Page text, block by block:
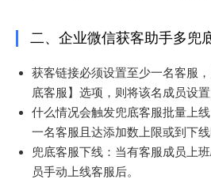
二、企业微信获客助手多兜
获客链接必须设置至少一名客服
底客服】选项，则将该名成员设置
什么情况会触发兜底客服批量上
一名客服且达添加数上限或到下
兜底客服下线：当有客服成员上
员手动上线客服后。